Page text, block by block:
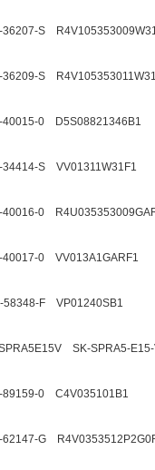
36207-S
36209-S
40015-0 D5S08821346B1
34414-S VV01311W31F1
40016-0
40017-0 VV013A1GARF1
58348-F VP01240SB1
SK-SPRA5-
89159-0 C4V035101B1
62147-G